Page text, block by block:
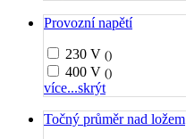
Provozní napětí
230 V ()
400 V ()
více...skrýt
Točný průměr nad ložem